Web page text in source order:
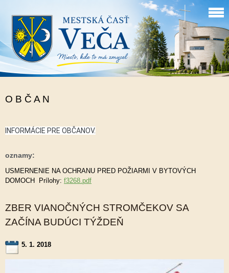
O B Č A N
INFORMÁCIE PRE OBČANOV.
oznamy:
USMERNENIE NA OCHRANU PRED POŽIARMI V BYTOVÝCH
DOMOCH Prílohy: f3268.pdf
ZBER VIANOČNÝCH STROMČEKOV SA
ZAČÍNA BUDÚCI TÝŽDEŇ
5. 1. 2018